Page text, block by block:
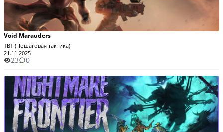
Void Marauders
TBT (Пошаговая тактика)
21.11.2025
23 0